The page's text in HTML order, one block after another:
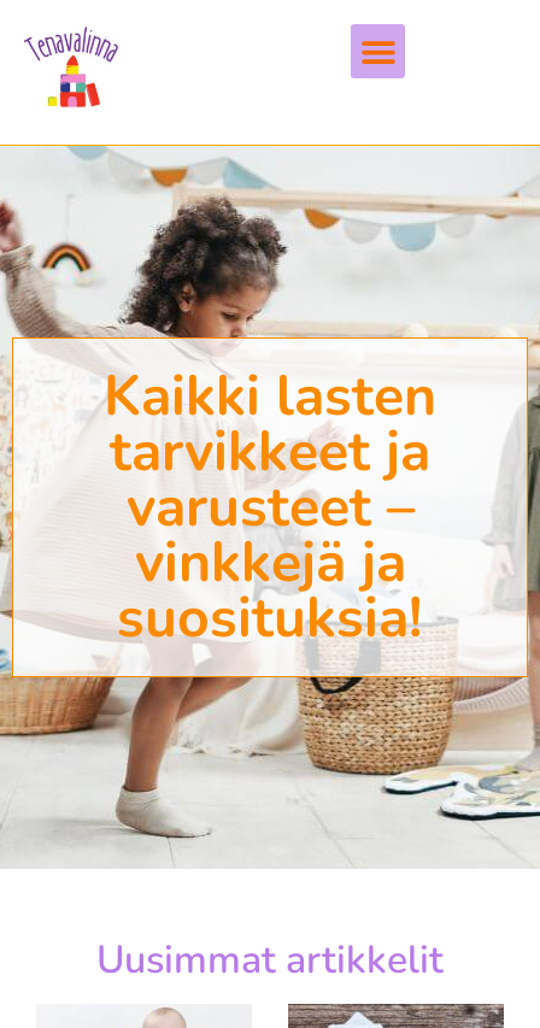
Kaikki lasten
tarvikkeet ja
varusteet –
vinkkejä ja
suosituksia!
Uusimmat artikkelit